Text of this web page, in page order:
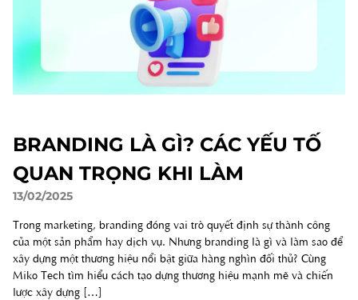
BRANDING LÀ GÌ? CÁC YẾU TỐ
QUAN TRỌNG KHI LÀM
BRANDING
13/02/2025
Trong marketing, branding đóng vai trò quyết định sự thành công
của một sản phẩm hay dịch vụ. Nhưng branding là gì và làm sao để
xây dựng một thương hiệu nổi bật giữa hàng nghìn đối thủ? Cùng
Miko Tech tìm hiểu cách tạo dựng thương hiệu mạnh mẽ và chiến
lược xây dựng […]